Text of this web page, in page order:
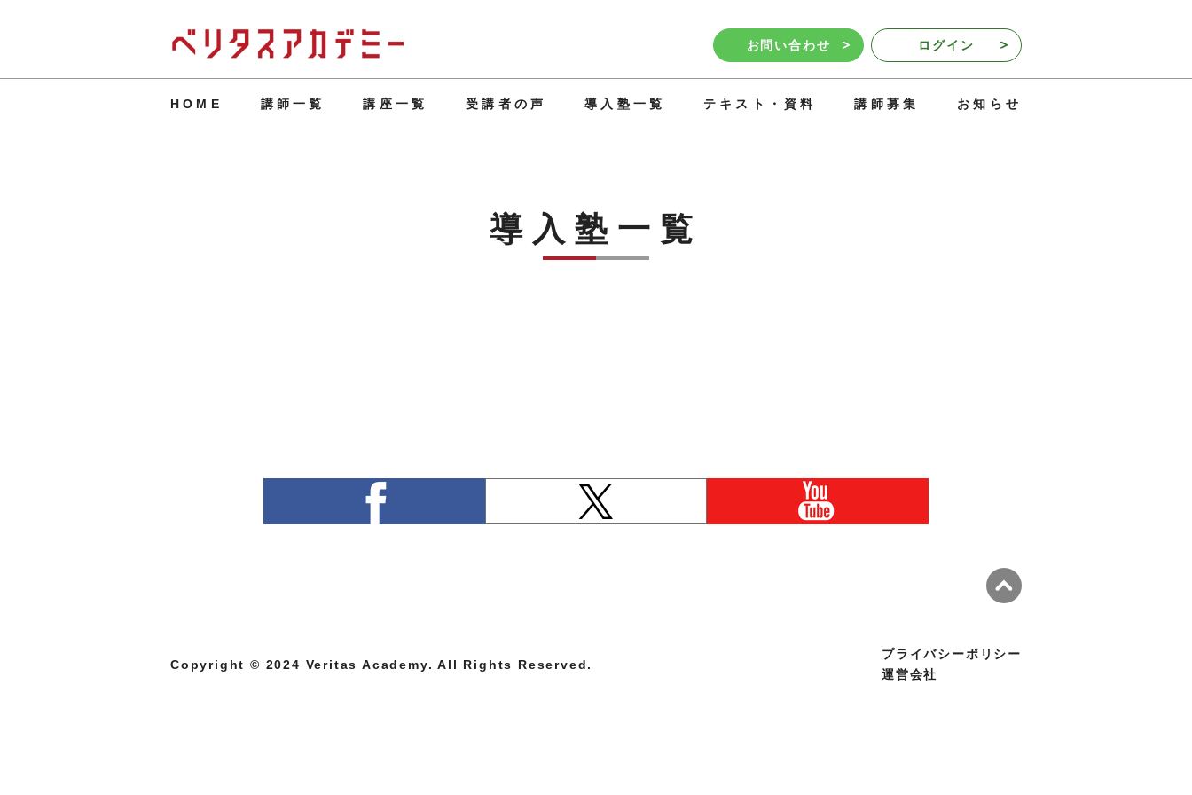
お問い合わせ ログイン
HOME 講師一覧 講座一覧 受講者の声 導入塾一覧 テキスト・資料 講師募集 お知らせ
導入塾一覧
Copyright © 2024 Veritas Academy. All Rights Reserved.
プライバシーポリシー
運営会社